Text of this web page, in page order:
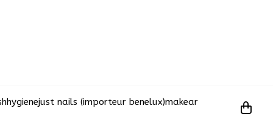
hygienejust nails (importeur benelux)makear